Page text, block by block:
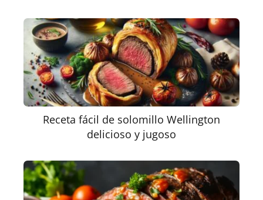
Receta fácil de solomillo Wellington
delicioso y jugoso